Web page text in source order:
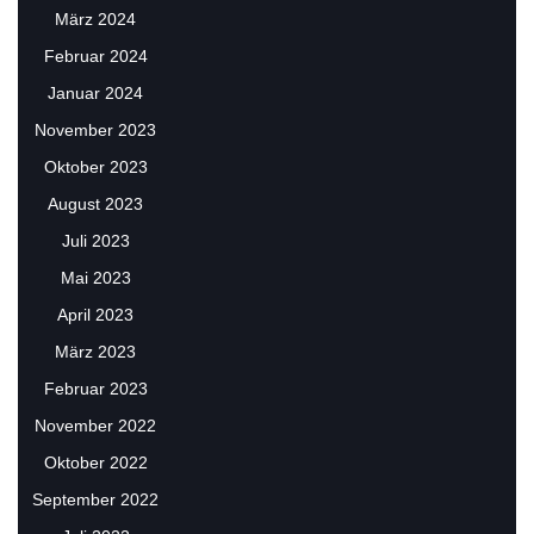
März 2024
Februar 2024
Januar 2024
November 2023
Oktober 2023
August 2023
Juli 2023
Mai 2023
April 2023
März 2023
Februar 2023
November 2022
Oktober 2022
September 2022